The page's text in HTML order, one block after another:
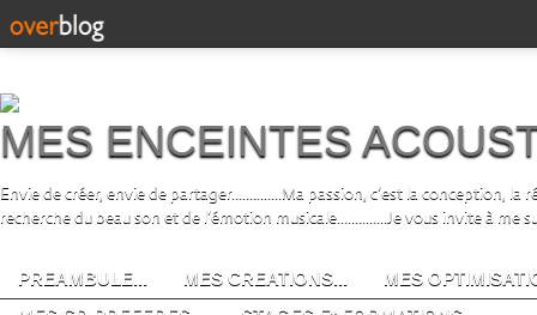
MES ENCEINTES
Envie de créer, envie de partager..............Ma passion, c’est la conception,
recherche du beau son et de l’émotion musicale..............Je vous invite à me
PREAMBULE... MES CREATIONS...
MES